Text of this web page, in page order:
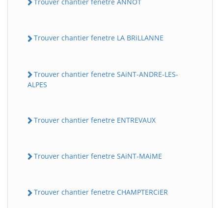
Trouver chantier fenetre LA BRiLLANNE
Trouver chantier fenetre SAiNT-ANDRE-LES-
ALPES
Trouver chantier fenetre ENTREVAUX
Trouver chantier fenetre SAiNT-MAiME
Trouver chantier fenetre CHAMPTERCiER